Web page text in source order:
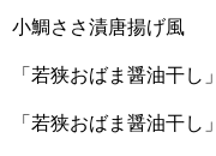
小鯛ささ漬唐揚げ風
「若狭おばま醤油干
「若狭おばま醤油干